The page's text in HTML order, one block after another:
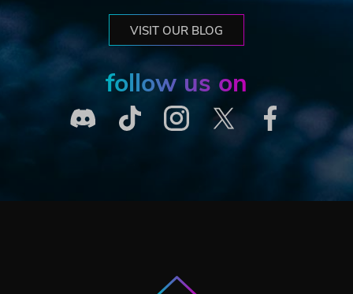
VISIT OUR BLOG
follow us on